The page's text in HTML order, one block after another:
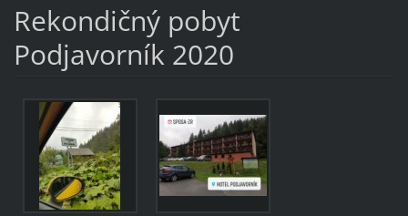
Rekondičný pobyt
Podjavorník 2020